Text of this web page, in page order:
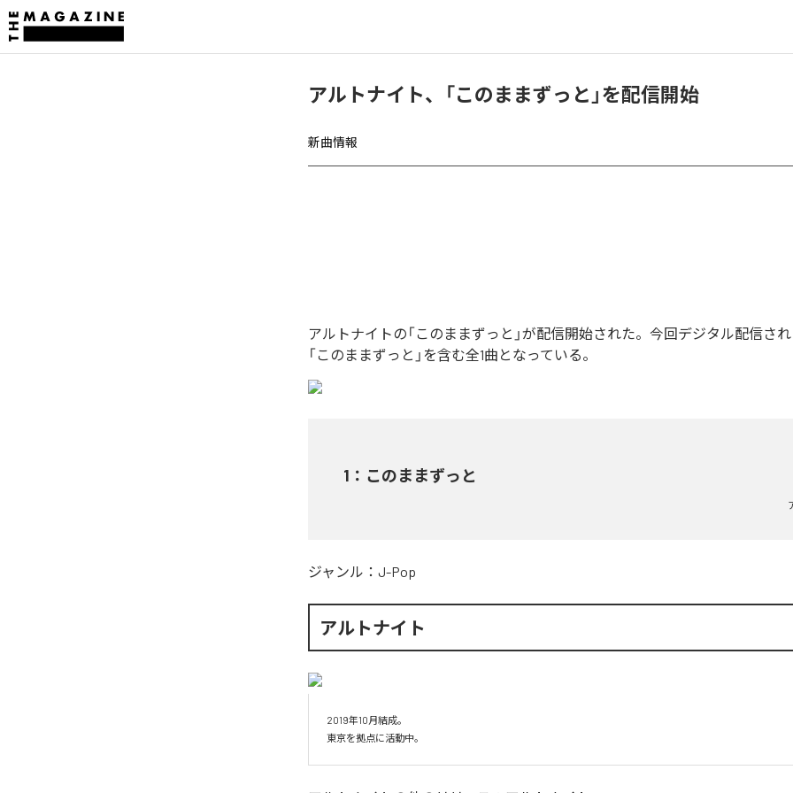
アルトナイト、「このままずっと」を配信開始
新曲情報
アルトナイトの「このままずっと」が配信開始された。今回デジタル配信され
「このままずっと」を含む全1曲となっている。
1 ： このままずっと
ジャンル： J-Pop
アルトナイト
2019年10月結成。
東京を拠点に活動中。